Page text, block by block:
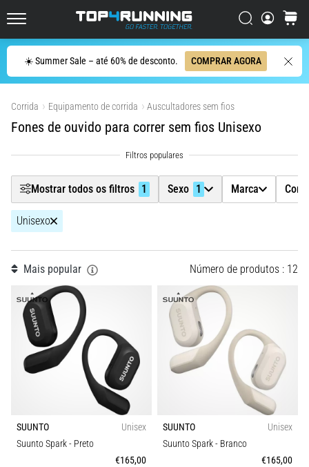
☀️ Summer Sale – até 60% de desconto. COMPRAR AGORA
Procurar
cesto
Procurar
resumido
em
frase:
dói,
vale
a
Que
benefícios
ele
oferece,
quais
tipos
de…
7. 8. 2026
8 minutos lendo
Corrida
de
vaivém
beep:
O
Corrida Equipamento de corrida Auscultadores sem fios
Fones de ouvido para correr sem fios Unisexo
Mostrar todos os filtros 1 Sexo 1 Marca Cor
Filtr
Marca
Cor
Preço
Tamanho
Modelo
Unisexo
Mais popular Número de produtos : 12
SUUNTO
Unisex
Suunto Spark- Preto
€165,00
SUUNTO
Unisex
Suunto Spark- Branco
€165,00